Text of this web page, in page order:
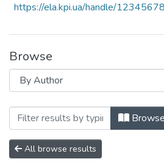
https://ela.kpi.ua/handle/
Browse
Browsing Прикладна
Browse
All browse results